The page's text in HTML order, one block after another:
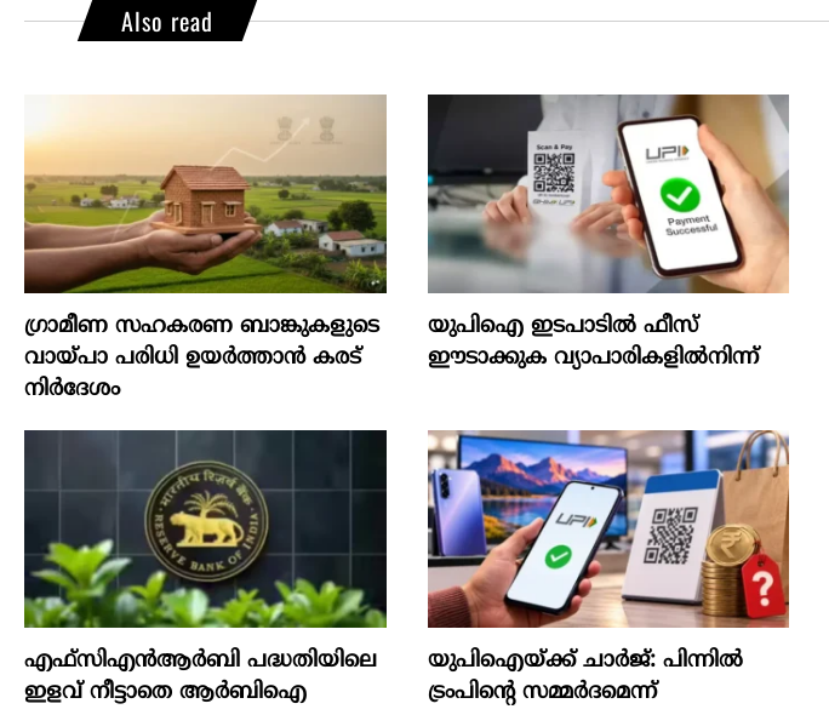
Also read
ഗ്രാമീണ സഹകരണ ബാങ്കുകളുടെ
വായ്പാ പരിധി ഉയർത്താൻ കരട്
നിർദേശം
യുപിഐ ഇടപാടിൽ ഫീസ്
ഈടാക്കുക വ്യാപാരികളിൽനിന്ന്
എഫ്സിഎൻആർബി പദ്ധതിയിലെ
ഇളവ് നീട്ടാതെ ആർബിഐ
യുപിഐയ്ക്ക് ചാര്‍ജ്: പിന്നില്‍
ട്രംപിന്‍റെ സമ്മര്‍ദമെന്ന്